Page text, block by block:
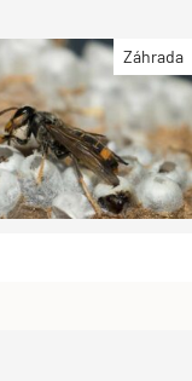
Záhrada